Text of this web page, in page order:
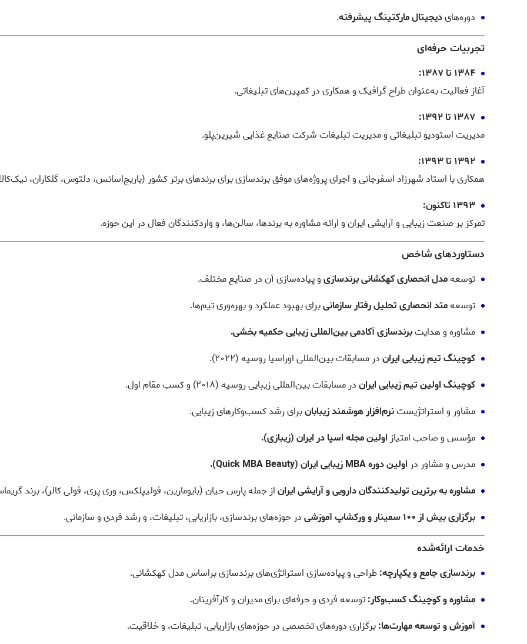
دوره‌هایدیجیتال مارکتینگ پیشرفته.
تجربیات حرفه‌ای
۱۳۸۴ تا ۱۳۸۷:
آغاز فعالیت به‌عنوان طراح گرافیک و همکاری در کمپین‌های تبلیغاتی.
۱۳۸۷ تا ۱۳۹۲:
مدیریت استودیو تبلیغاتی و مدیریت تبلیغات شرکت صنایع غذایی شیرین‌پلو.
۱۳۹۲ تا ۱۳۹۳:
همکاری با استاد شهرزاد اسفرجانی و اجرای پروژه‌های موفق برندسازی برای برندهای برتر کشور (باریج‌اسانس، دلتوس، گلکاران،
۱۳۹۳ تاکنون:
تمرکز بر صنعت زیبایی و آرایشی ایران و ارائه مشاوره به برندها، سالن‌ها، و واردکنندگان فعال در این حوزه.
دستاوردهای شاخص
توسعهمدل انحصاری کهکشانی برندسازیو پیاده‌سازی آن در صنایع مختلف.
توسعهمتد انحصاری تحلیل رفتار سازمانیبرای بهبود عملکرد و بهره‌وری تیم‌ها.
مشاوره و هدایتبرندسازی آکادمی بین‌المللی زیبایی حکمیه بخشی.
کوچینگ تیم زیبایی ایراندر مسابقات بین‌المللی اوراسیا روسیه (۲۰۲۲).
کوچینگ اولین تیم زیبایی ایراندر مسابقات بین‌المللی زیبایی روسیه (۲۰۱۸) و کسب مقام اول.
مشاور و استراتژیستنرم‌افزار هوشمند زیبابانبرای رشد کسب‌وکارهای زیبایی.
مؤسس و صاحب امتیاز اولین مجله اسپا در ایران (زیبازی).
مدرس و مشاور در اولین دوره MBA زیبایی ایران (Quick MBA Beauty).
مشاوره به برترین تولیدکنندگان دارویی و آرایشی ایراناز جمله پارس حیان (بایومارین، فولیپلکس، وری پری، فولی کالر)، برند
برگزاری بیش از ۱۰۰ سمینار و ورکشاپ آموزشی
در حوزه‌های برندسازی، بازاریابی، تبلیغات، و رشد فردی و سازمانی.
خدمات ارائه‌شده
برندسازی جامع و یکپارچه:طراحی و پیاده‌سازی استراتژی‌های برندسازی براساس مدل کهکشانی.
مشاوره و کوچینگ کسب‌وکار:توسعه فردی و حرفه‌ای برای مدیران و کارآفرینان.
آموزش و توسعه مهارت‌ها:برگزاری دوره‌های تخصصی در حوزه‌های بازاریابی، تبلیغات، و خلاقیت.